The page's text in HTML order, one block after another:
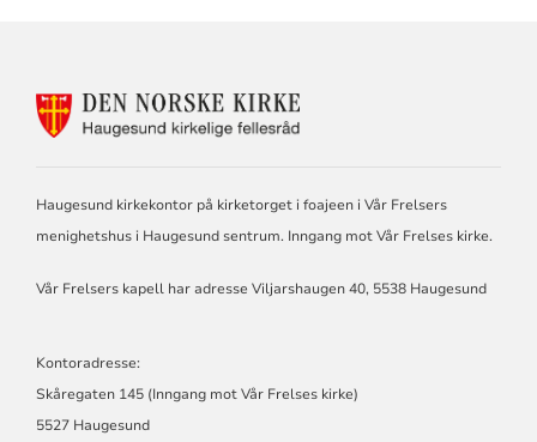
KONTAKTINFORMASJON
FOR
FELLESRÅD
Haugesund kirkekontor på kirketorget i foajeen i Vår Frelsers
menighetshus i Haugesund sentrum. Inngang mot Vår Frelses kirke.
Vår Frelsers kapell har adresse Viljarshaugen 40, 5538 Haugesund
Kontoradresse:
Skåregaten 145 (Inngang mot Vår Frelses kirke)
5527 Haugesund